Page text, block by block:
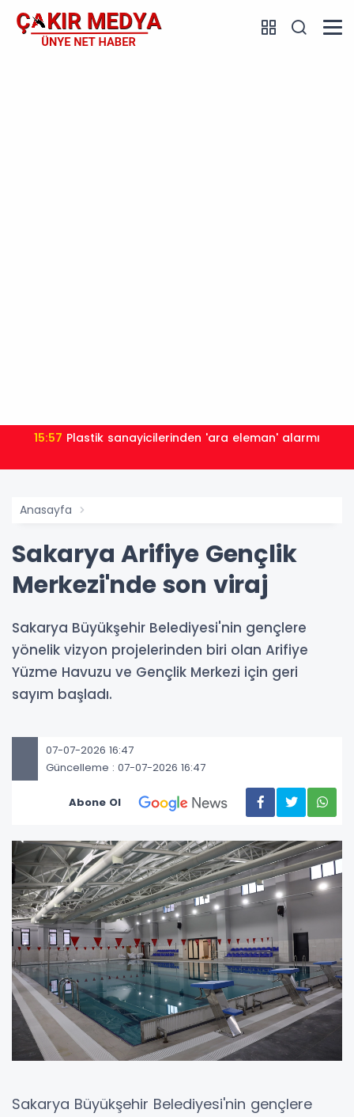
15:57 Plastik sanayicilerinden 'ara eleman' alarmı
Anasayfa
Sakarya Arifiye Gençlik
Merkezi'nde son viraj
Sakarya Büyükşehir Belediyesi'nin gençlere
yönelik vizyon projelerinden biri olan Arifiye
Yüzme Havuzu ve Gençlik Merkezi için geri
sayım başladı.
07-07-2026 16:47
Güncelleme : 07-07-2026 16:47
Abone Ol
Sakarya Büyükşehir Belediyesi'nin gençlere